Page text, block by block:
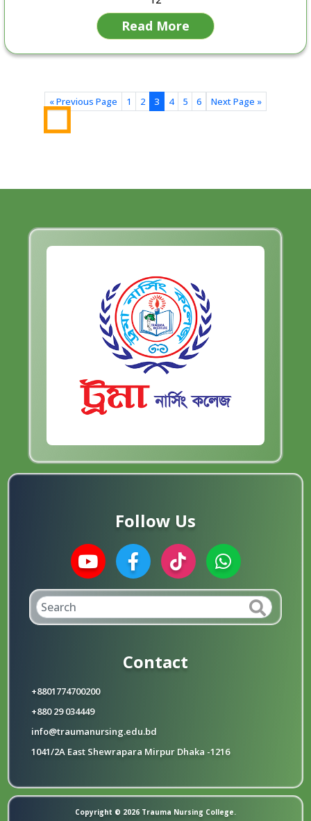
Read More
« Previous Page 1 2 3 4 5 6 Next Page »
Follow Us
Contact
+8801774700200
+880 29 034449
info@traumanursing.edu.bd
1041/2A East Shewrapara Mirpur Dhaka -1216
Copyright © 2026 Trauma Nursing College.